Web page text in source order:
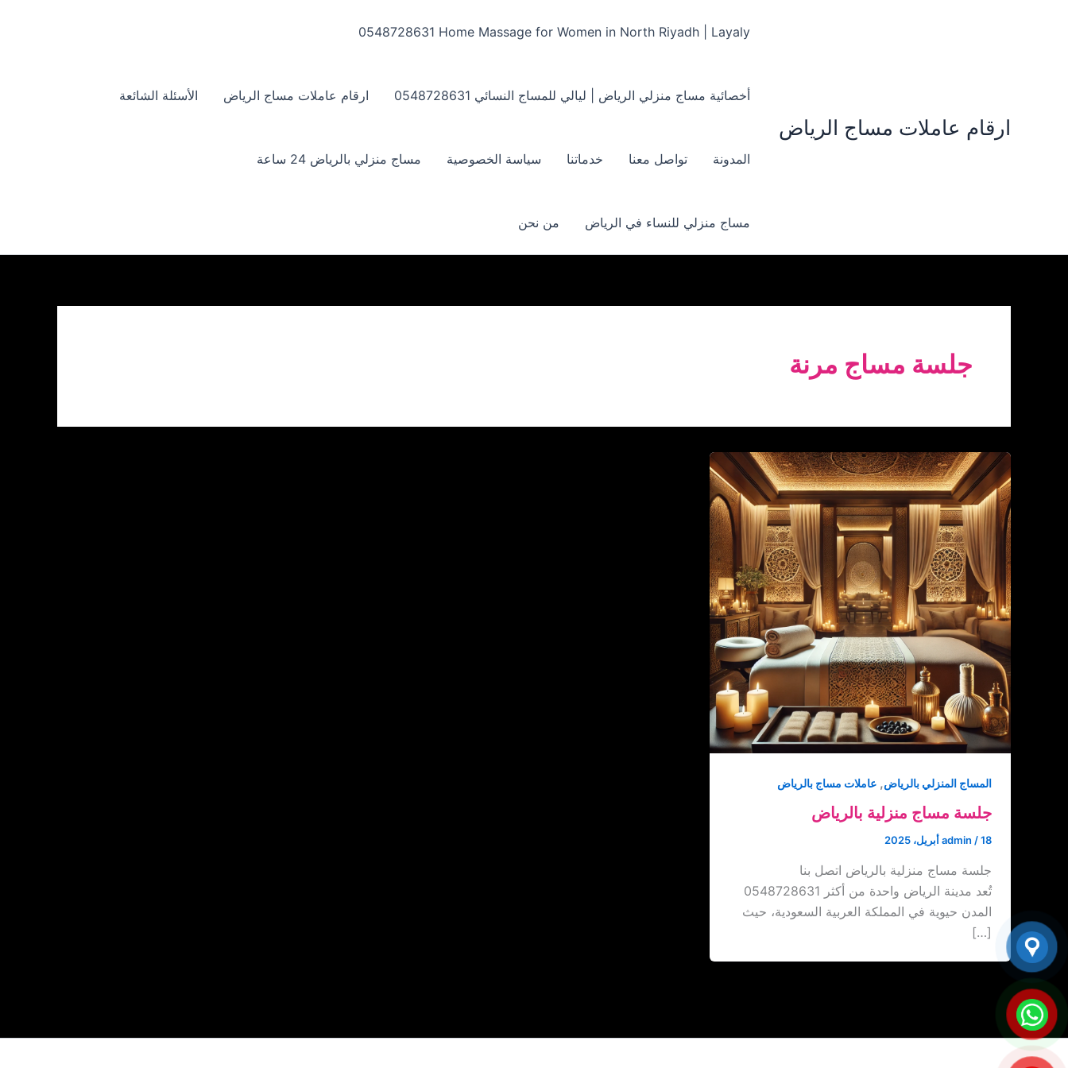
ارقام عاملات مساج الرياض
Home Massage for Women in North Riyadh | Layaly ‏‪0548728631
أخصائية مساج منزلي الرياض | ليالي للمساج النسائي ‏‪0548728631 ارقام عاملات مساج الرياض الأسئلة الشائعة
المدونة تواصل معنا خدماتنا سياسة الخصوصية مساج منزلي بالرياض 24 ساعة
مساج منزلي للنساء في الرياض من نحن
جلسة مساج مرنة
المساج المنزلي بالرياض, عاملات مساج بالرياض
جلسة مساج منزلية بالرياض
admin /18 أبريل، 2025
جلسة مساج منزلية بالرياض اتصل بنا
‏‪0548728631 تُعد مدينة الرياض واحدة من أكثر
المدن حيوية في المملكة العربية السعودية، حيث
[…]